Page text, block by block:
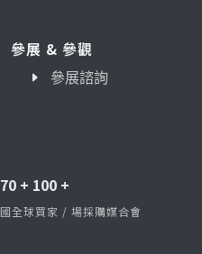
參展 & 參觀
參展諮詢
70 + 100 +
國全球買家 / 場採購媒合會